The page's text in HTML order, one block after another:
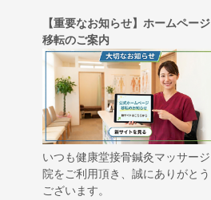
【重要なお知らせ】ホームページ
移転のご案内
いつも健康堂接骨鍼灸マッサージ
院をご利用頂き、誠にありがとう
ございます。